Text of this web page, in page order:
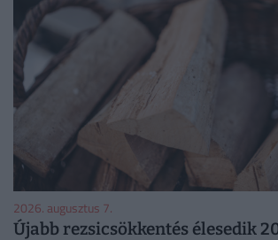
2026. augusztus 7.
Újabb rezsicsökkentés élesedik